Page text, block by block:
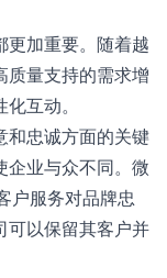
更加重要。随着越
质量支持的需求增
互动。
和忠诚方面的关键
企业与众不同。微
户服务对品牌忠
可以保留其客户并